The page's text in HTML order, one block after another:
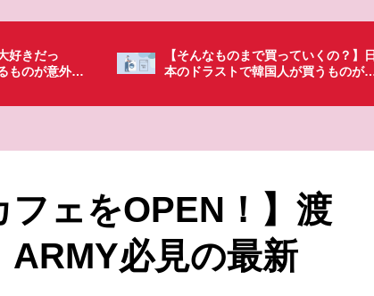
いくの？】日
買うものがち
「これ無しじゃ生きられない…」日本
の調味料が最高過ぎる？韓国人が沼っ
フェをOPEN！】渡
必見の最新